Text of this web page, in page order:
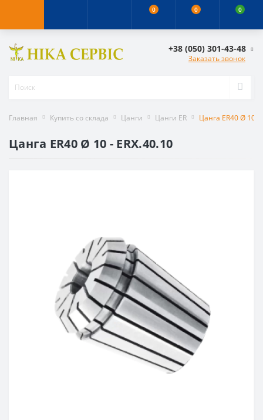
0 0 0
+38 (050) 301-43-48
Заказать звонок
Главная Купить со склада Цанги Цанги ER Цанга ER40 Ø 10 -
Цанга ER40 Ø 10 - ERX.40.10